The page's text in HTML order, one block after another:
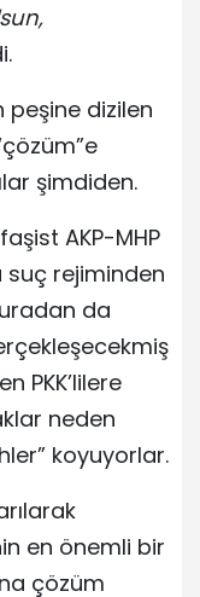
peşine dizilen
şimdiden.
AKP-MHP
suç rejiminden
da
PKK’lilere
neden
koyuyorlar.
en önemli bir
çözüm